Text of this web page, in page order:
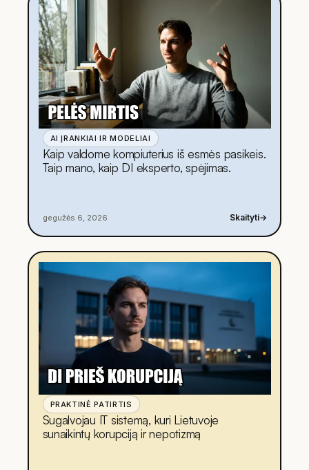
AI ĮRANKIAI IR MODELIAI
Kaip valdome kompiuterius iš esmės pasikeis.
Taip mano, kaip DI eksperto, spėjimas.
gegužės 6, 2026 Skaityti→
PRAKTINĖ PATIRTIS
Sugalvojau IT sistemą, kuri Lietuvoje
sunaikintų korupciją ir nepotizmą